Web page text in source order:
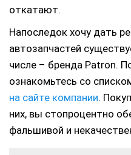
откатают.
Напоследок хочу дать
автозапчастей
числе – бренда Patron.
ознакомьтесь со
на сайте компании.
них, вы стопроцентно
фальшивой и